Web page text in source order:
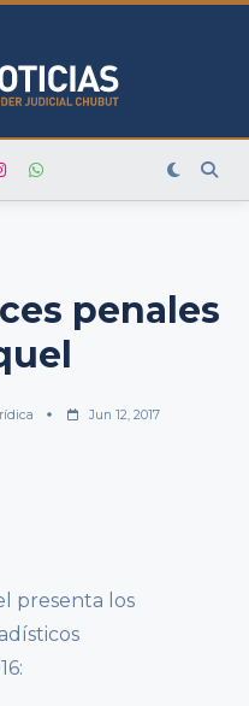
penales
Jun 12, 2017
presenta los